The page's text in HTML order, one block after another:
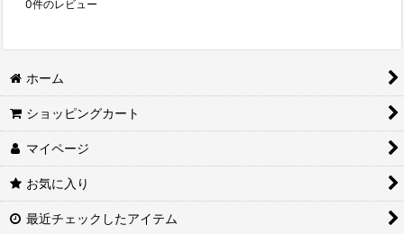
0件のレビュー
ホーム
ショッピングカート
マイページ
お気に入り
最近チェックしたアイテム